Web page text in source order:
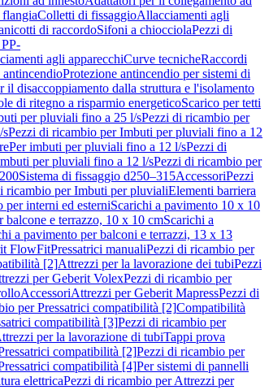
Colletti di fissaggioAllacciamenti agli
di raccordoSifoni a chiocciolaPezzi di
agli apparecchiCurve tecnicheRaccordi
Protezione antincendio per sistemi di
il disaccoppiamento dalla struttura e l'isolamento
di ritegno a risparmio energeticoScarico per tetti
per pluviali fino a 25 l/sPezzi di ricambio per
sPezzi di ricambio per Imbuti per pluviali fino a 12
Per imbuti per pluviali fino a 12 l/sPezzi di
per pluviali fino a 12 l/sPezzi di ricambio per
Sistema di fissaggio d250–315AccessoriPezzi
ricambio per Imbuti per pluvialiElementi barriera
per interni ed esterniScarichi a pavimento 10 x 10
e terrazzo, 10 x 10 cmScarichi a
a pavimento per balconi e terrazzi, 13 x 13
FlowFitPressatrici manualiPezzi di ricambio per
[2]Attrezzi per la lavorazione dei tubiPezzi
per Geberit VolexPezzi di ricambio per
AccessoriAttrezzi per Geberit MapressPezzi di
per Pressatrici compatibilità [2]Compatibilità
compatibilità [3]Pezzi di ricambio per
per la lavorazione di tubiTappi prova
compatibilità [2]Pezzi di ricambio per
compatibilità [4]Per sistemi di pannelli
elettricaPezzi di ricambio per Attrezzi per